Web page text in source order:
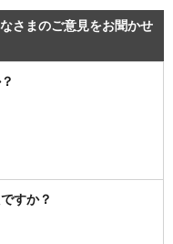
さまのご意見をお聞かせ
すか？